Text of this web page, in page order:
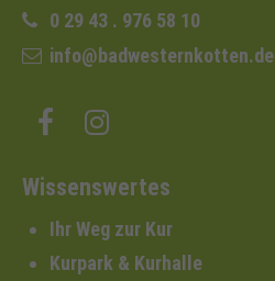
0 29 43 . 976 58 10
info@badwesternkotten.de
Wissenswertes
Ihr Weg zur Kur
Kurpark & Kurhalle